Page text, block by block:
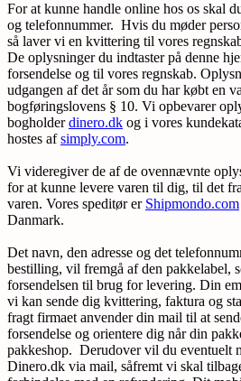
For at kunne handle online hos os skal
og telefonnummer. Hvis du møder
så laver vi en kvittering til vores
De oplysninger du indtaster på denne
forsendelse og til vores regnskab.
udgangen af det år som du har købt en
bogføringslovens § 10. Vi opbevarer
bogholderdinero.dk og i vores
hostes afsimply.com.
Vi videregiver de af de ovennævnte
for at kunne levere varen til dig, til det
varen. Vores speditør er Shipmondo.com
Danmark.
Det navn, den adresse og det
bestilling, vil fremgå af den pakkelabel,
forsendelsen til brug for levering. Din
vi kan sende dig kvittering, faktura og
fragt firmaet anvender din mail til at
forsendelse og orientere dig når din
pakkeshop. Derudover vil du eventuelt
Dinero.dk via mail, såfremt vi skal